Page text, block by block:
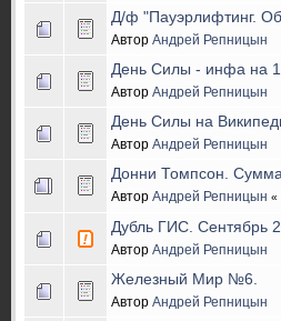
Д/ф "Пауэрлифтинг.
Автор Андрей Репницын
День Силы - инфа на
Автор Андрей Репницын
День Силы на
Автор Андрей Репницын
Донни Томпсон. Сумма
Автор Андрей Репницын «
Дубль ГИС. Сентябрь
Автор Андрей Репницын
Железный Мир №6.
Автор Андрей Репницын